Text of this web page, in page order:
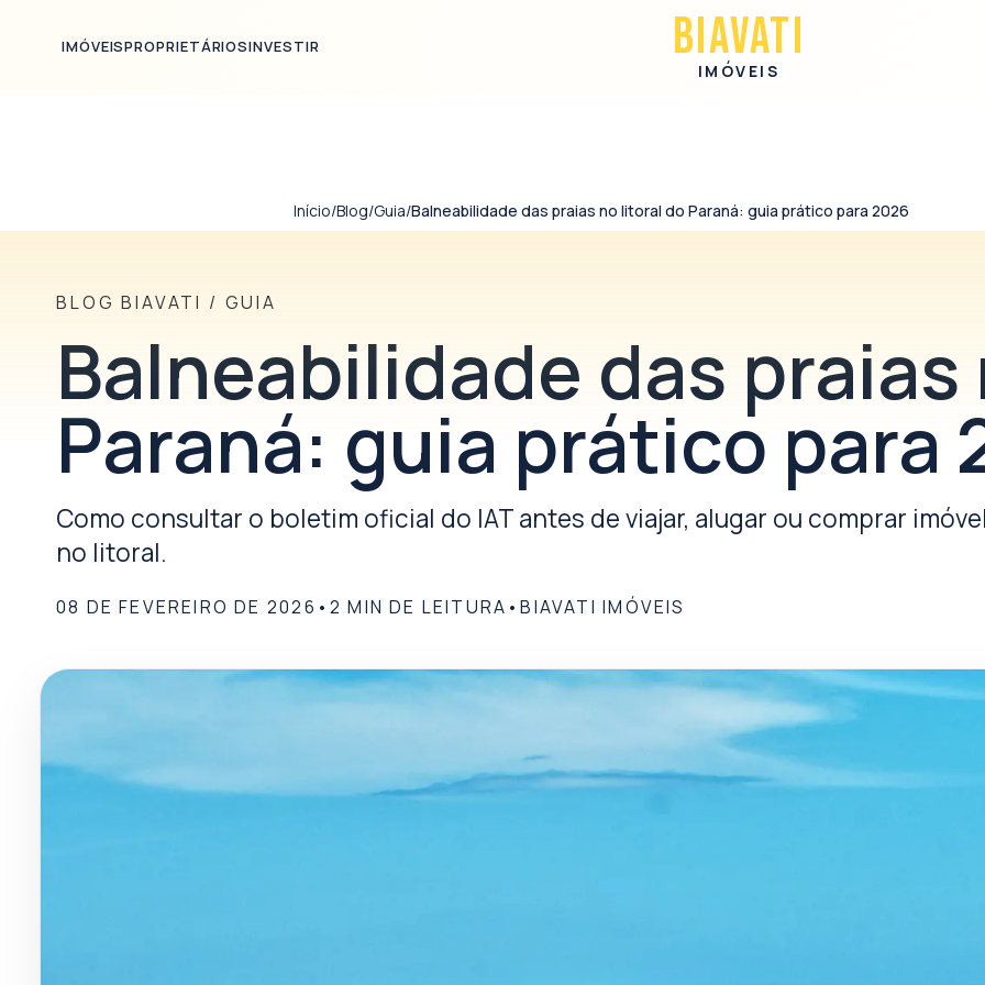
IMÓVEISPROPRIETÁRIOSINVESTIR BIAVATI
IMÓVEIS
Início/Blog/Guia/Balneabilidade das praias no litoral do Paraná: guia prático para 2026
BLOG BIAVATI / GUIA
Balneabilidade das
Paraná: guia prático para
Como consultar o boletim oficial do IAT antes de viajar, alugar ou comprar
no litoral.
08 DE FEVEREIRO DE 2026 • 2 MIN DE LEITURA •BIAVATI IMÓVEIS